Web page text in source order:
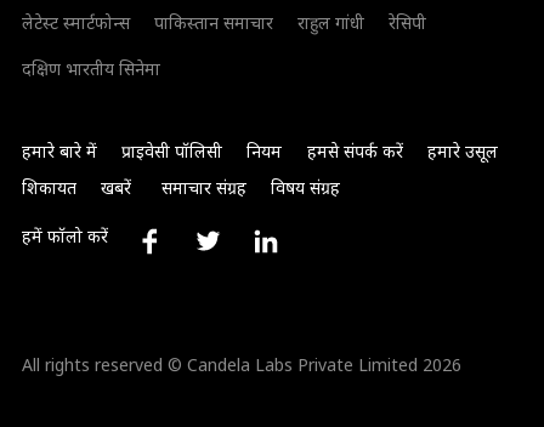
लेटेस्ट स्मार्टफोन्स
पाकिस्तान समाचार राहुल गांधी
रेसिपी
दक्षिण भारतीय सिनेमा
हमारे बारे में प्राइवेसी पॉलिसी नियम हमसे संपर्क करें
हमारे उसूल
शिकायत
खबरें समाचार संग्रह विषय संग्रह
हमें फॉलो करें
All rights reserved © Candela Labs Private Limited 2026